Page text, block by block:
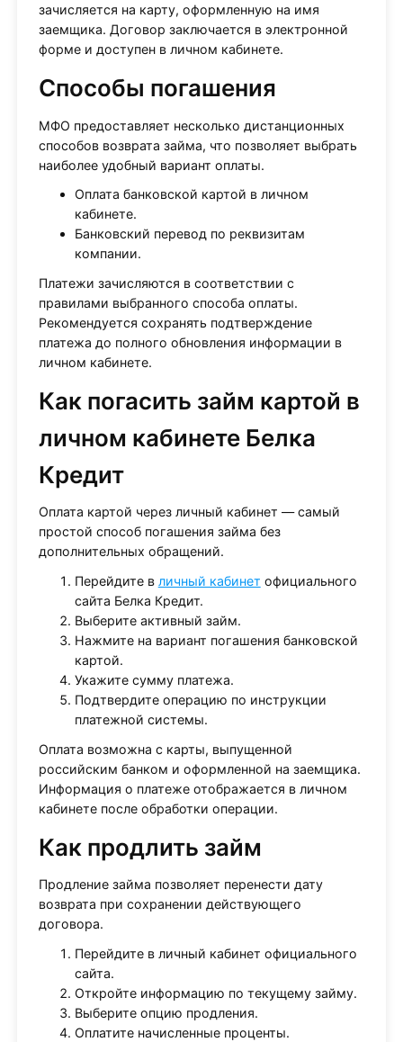
зачисляется на карту, оформленную на имя
заемщика. Договор заключается в электронной
форме и доступен в личном кабинете.
Способы погашения
МФО предоставляет несколько дистанционных
способов возврата займа, что позволяет выбрать
наиболее удобный вариант оплаты.
Оплата банковской картой в личном
кабинете.
Банковский перевод по реквизитам
компании.
Платежи зачисляются в соответствии с
правилами выбранного способа оплаты.
Рекомендуется сохранять подтверждение
платежа до полного обновления информации в
личном кабинете.
Как погасить займ картой в
личном кабинете Белка
Кредит
Оплата картой через личный кабинет — самый
простой способ погашения займа без
дополнительных обращений.
Перейдите в личный кабинет официального
сайта Белка Кредит.
Выберите активный займ.
Нажмите на вариант погашения банковской
картой.
Укажите сумму платежа.
Подтвердите операцию по инструкции
платежной системы.
Оплата возможна с карты, выпущенной
российским банком и оформленной на заемщика.
Информация о платеже отображается в личном
кабинете после обработки операции.
Как продлить займ
Продление займа позволяет перенести дату
возврата при сохранении действующего
договора.
Перейдите в личный кабинет официального
сайта.
Откройте информацию по текущему займу.
Выберите опцию продления.
Оплатите начисленные проценты.